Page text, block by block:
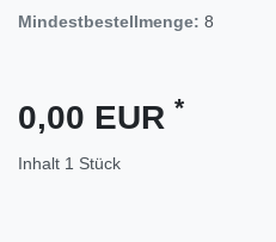
Mindestbestellmenge: 8
0,00 EUR *
Inhalt 1 Stück